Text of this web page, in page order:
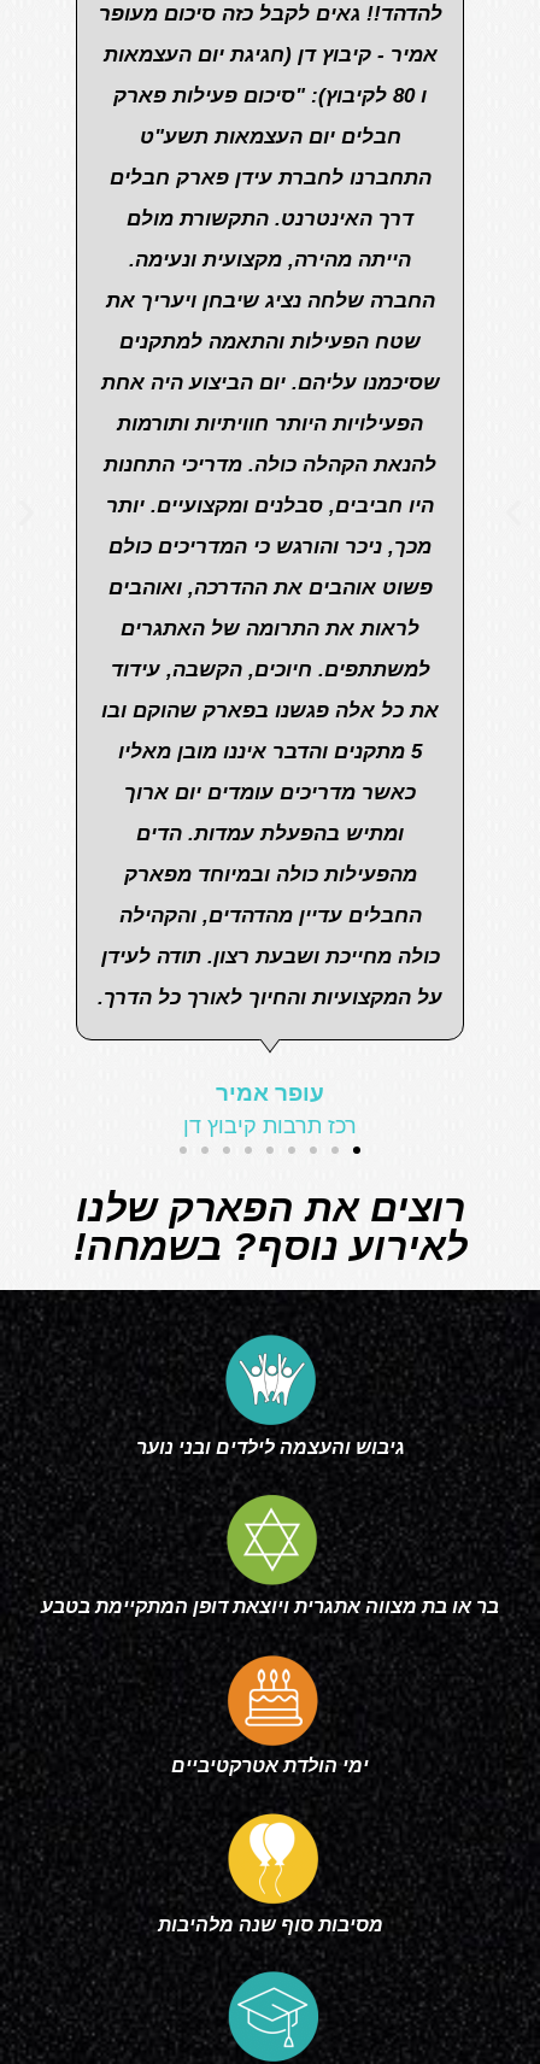
חברת אתגרים האלופים, ישר כוח על
המקצועיות, והסבלנות שלכם!!! אירוע
יום העצמאות היה מושלם בזכותכם,
הציבור נתן פידבקים מדהימים, זו
הייתה חוויה עצומה, לילדים לנוער,
ולהורים, המתקנים התאימו לכולם, אף
אני השתתפתי ונהניתי מאוד!!!
מאחלת לכם עוד שנים רבות של
עשיה, עם הרבה סיפוק והנאה, היה
תענוג לעבוד אתכם, מעריכה מאוד!!
לימור נתנזון, קיבוץ בארות יצחק
לימור נתנזון
רכזת תרבות - קיבוץ בארות יצחק
רוצים את הפארק שלנו
לאירוע נוסף? בשמחה!
גיבוש והעצמה לילדים ובני נוער
בר או בת מצווה אתגרית ויוצאת דופן המתקיימת בטבע
ימי הולדת אטרקטיביים
מסיבות סוף שנה מלהיבות